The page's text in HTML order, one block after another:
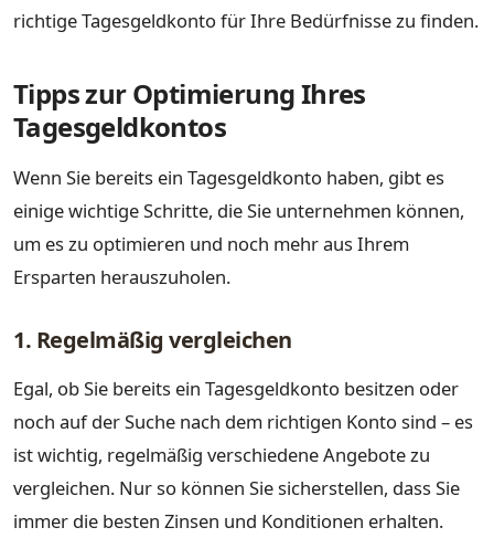
richtige Tagesgeldkonto für Ihre Bedürfnisse zu finden.
Tipps zur Optimierung Ihres
Tagesgeldkontos
Wenn Sie bereits ein Tagesgeldkonto haben, gibt es
einige wichtige Schritte, die Sie unternehmen können,
um es zu optimieren und noch mehr aus Ihrem
Ersparten herauszuholen.
1. Regelmäßig vergleichen
Egal, ob Sie bereits ein Tagesgeldkonto besitzen oder
noch auf der Suche nach dem richtigen Konto sind – es
ist wichtig, regelmäßig verschiedene Angebote zu
vergleichen. Nur so können Sie sicherstellen, dass Sie
immer die besten Zinsen und Konditionen erhalten.